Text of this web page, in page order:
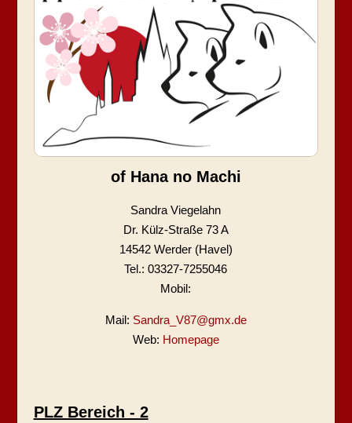
of Hana no Machi
Sandra Viegelahn
Dr. Külz-Straße 73 A
14542 Werder (Havel)
Tel.: 03327-7255046
Mobil:
Mail: Sandra_V87@gmx.de
Web: Homepage
PLZ Bereich - 2